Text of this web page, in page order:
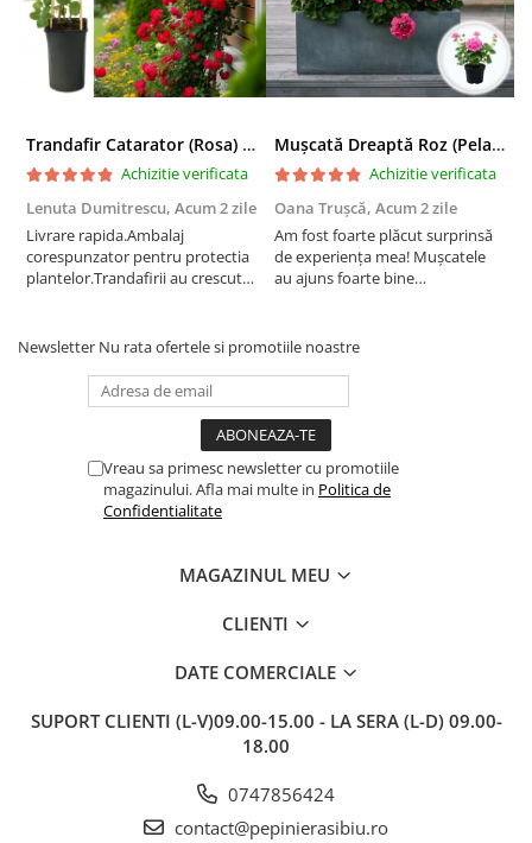
Trandafir Catarator (Rosa) Red Climber - 75cm
Achizitie verificata
Lenuta Dumitrescu, Acum 2 zile
Livrare rapida.Ambalaj
corespunzator pentru protectia
plantelor.Trandafirii au crescut
Mușcată Dreaptă Roz (Pelargonium Zonale)
Achizitie verificata
Oana Trușcă, Acum 2 zile
Am fost foarte plăcut surprinsă
de experiența mea! Mușcatele
au ajuns foarte bine
transportului. Se vede că au fost
Newsletter Nu rata ofertele si promotiile noastre
Vreau sa primesc newsletter cu promotiile
magazinului. Afla mai multe in Politica de
Confidentialitate
MAGAZINUL MEU
CLIENTI
DATE COMERCIALE
SUPORT CLIENTI (L-V)09.00-15.00 - LA SERA (L-D) 09.00-
18.00
0747856424
contact@pepinierasibiu.ro